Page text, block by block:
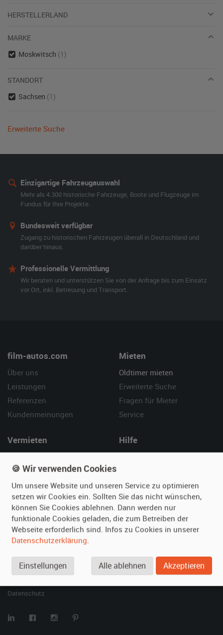
HERSTELLERLAND
MARKE
Moskwitsch (1)
STANDORT
Sachsen (1)
Erweiterte Suche
Einzigartige Fahrzeugauswahl
Mehr als 4.300 historische Fahrzeuge, Boote und Flugzeuge im
Fundus für Ihre Projekte.
Bundesweit verfügbar
Zugang zu historischen Fahrzeugen überall in Deutschland und
darüber hinaus.
Professionelle Vermittlung
Wir beraten und unterstützen Sie von der Anfrage bis zum Einsatz
vor Ort, inkl. Betreuung und Transport.
film-autos.com
Über uns
Leistungen
Referenzen
Kundenmeinungen
Mieten
Oldtimer mieten
Erweiterte Suche
Fragen für Mieter
Service
Vermieten
Fotos senden
Fragen für Vermieter
Inserat verwalten
Hilfe
Kontakt
SPECIAL
Berühmte Filmautos –
unsere Top 10 ...
Datenschutz
🍪 Wir verwenden Cookies
Um unsere Website und unseren Service zu optimieren
setzen wir Cookies ein. Sollten Sie das nicht wünschen,
können Sie Cookies ablehnen. Dann werden nur
funktionale Cookies geladen, die zum Betreiben der
Webseite erforderlich sind. Infos zu Cookies in unserer
Datenschutzerklärung.
Einstellungen Alle ablehnen Akzeptieren